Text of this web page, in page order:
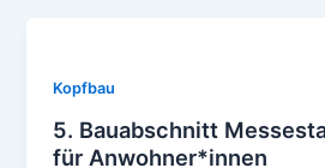
Kopfbau
5. Bauabschnitt
für Anwohner*innen